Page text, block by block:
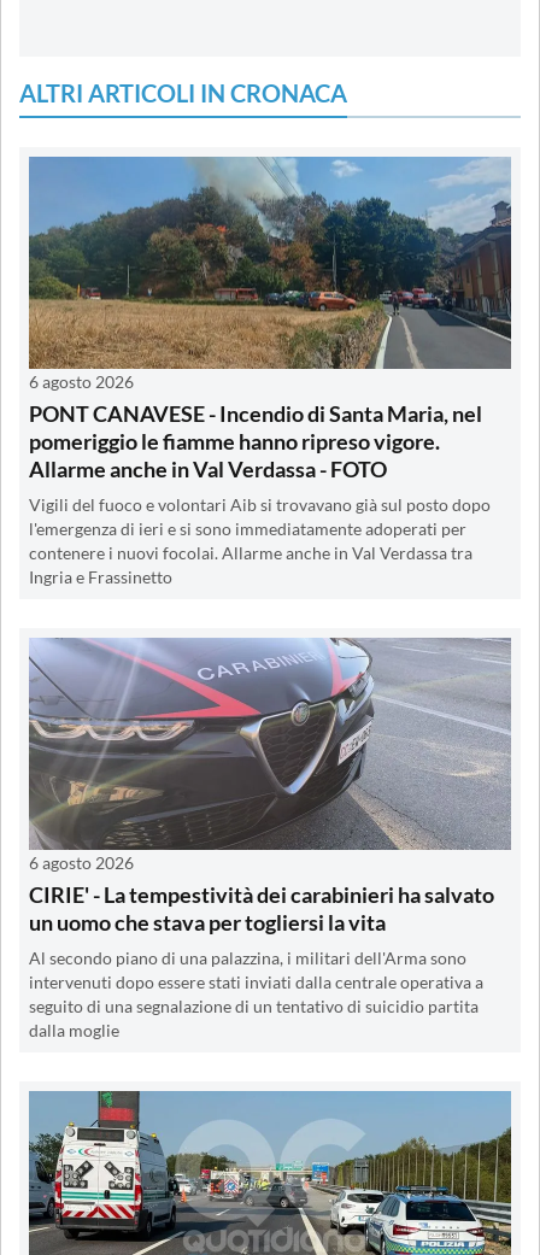
ALTRI ARTICOLI IN CRONACA
6 agosto 2026
PONT CANAVESE - Incendio di Santa Maria, nel
pomeriggio le fiamme hanno ripreso vigore.
Allarme anche in Val Verdassa - FOTO
Vigili del fuoco e volontari Aib si trovavano già sul posto dopo
l'emergenza di ieri e si sono immediatamente adoperati per
contenere i nuovi focolai. Allarme anche in Val Verdassa tra
Ingria e Frassinetto
6 agosto 2026
CIRIE' - La tempestività dei carabinieri ha salvato
un uomo che stava per togliersi la vita
Al secondo piano di una palazzina, i militari dell'Arma sono
intervenuti dopo essere stati inviati dalla centrale operativa a
seguito di una segnalazione di un tentativo di suicidio partita
dalla moglie